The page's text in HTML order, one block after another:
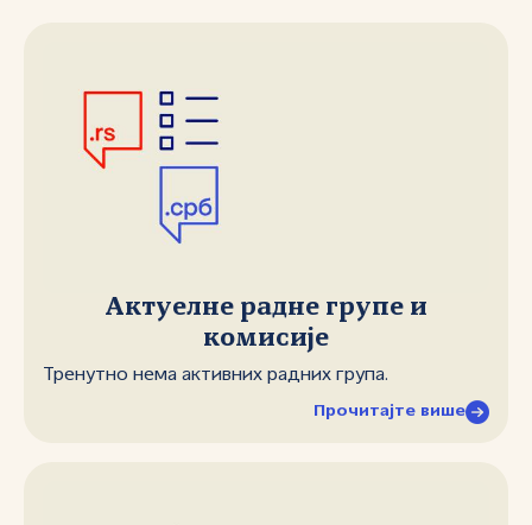
Актуелне радне групе и
комисије
Тренутно нема активних радних група.
Прочитајте више